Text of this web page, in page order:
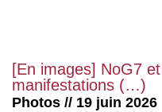
[En images] NoG7
manifestations (…)
Photos // 19 juin 2026